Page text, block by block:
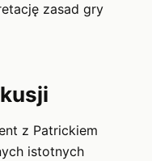
zasad gry
z Patrickiem
istotnych